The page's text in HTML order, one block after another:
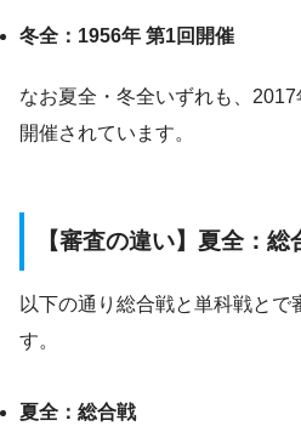
冬全：1956年 第1回開催
なお夏全・冬全いずれも、
開催されています。
【審査の違い】夏全：
以下の通り総合戦と単科戦とで
す。
夏全：総合戦